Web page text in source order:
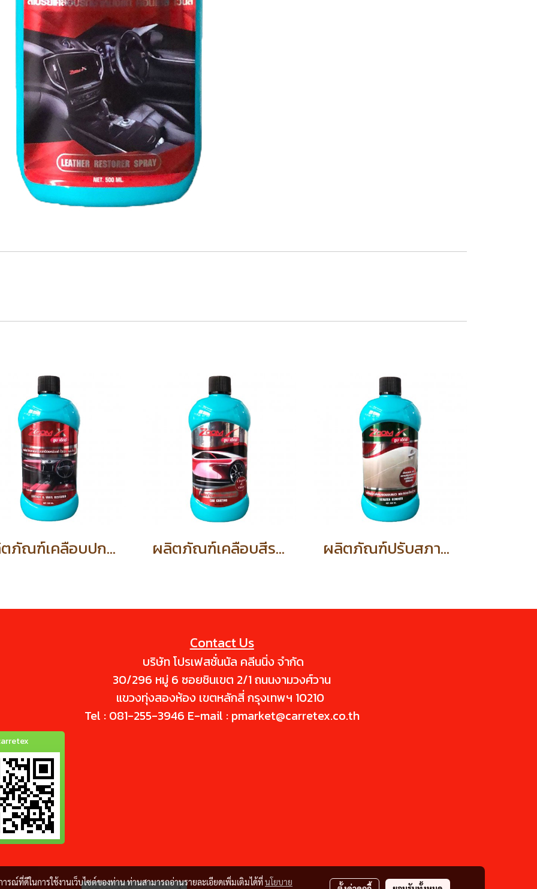
ผลิตภัณฑ์เคลือบปกป้องหนัง (รหัสสินค้า 57505) ผลิตภัณฑ์เคลือบสีรถ (รหัสสินค้า 57499) ผลิตภัณฑ์ปรับสภาพผิวสี ใช้ลบรอยขีดข่วน คราบด่างเล็กๆ รอยตําหนิ (รหัสสินค้า 57512)
Contact Us
บริษัท โปรเฟสชั่นนัล คลีนนิ่ง จำกัด
30/296 หมู่ 6 ซอยชินเขต 2/1 ถนนงามวงศ์วาน
แขวงทุ่งสองห้อง เขตหลักสี่ กรุงเทพฯ 10210
Tel : 081-255-3946 E-mail : pmarket@carretex.co.th
ณ์ที่ดีในการใช้งานเว็บไซต์ของท่าน ท่านสามารถอ่านรายละเอียดเพิ่มเติมได้ที่นโยบาย